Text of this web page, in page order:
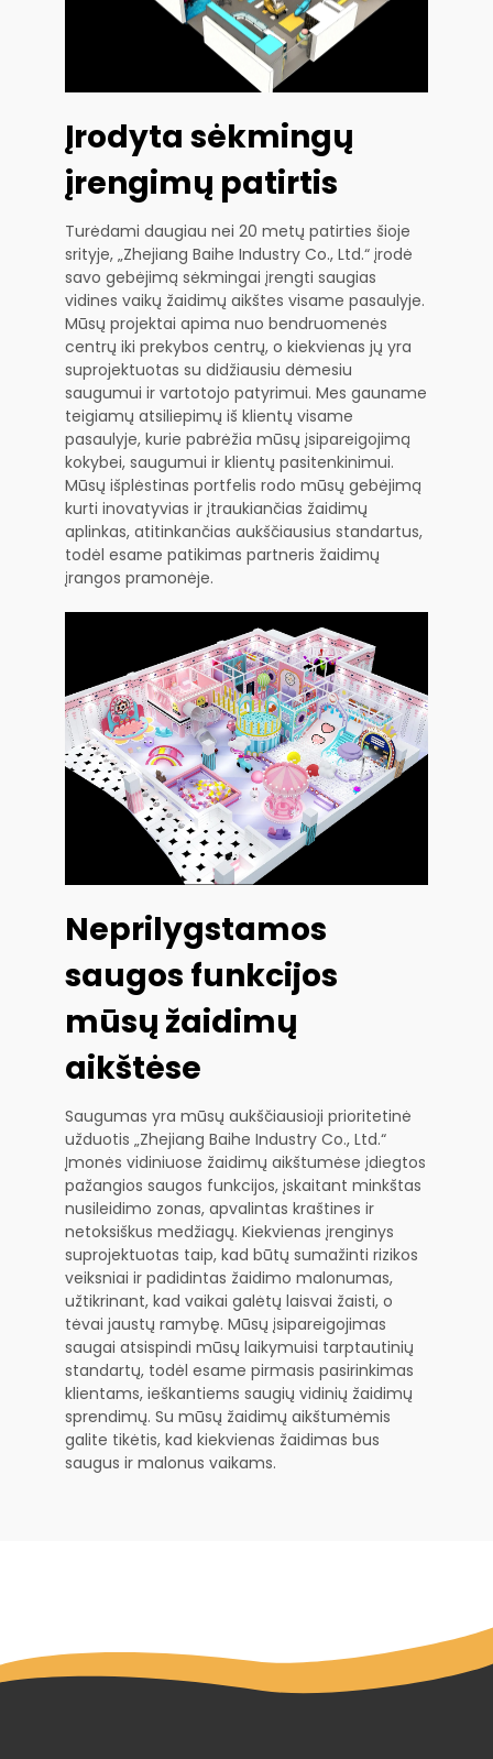
Įrodyta sėkmingų
įrengimų patirtis
Turėdami daugiau nei 20 metų patirties šioje
srityje, „Zhejiang Baihe Industry Co., Ltd.“ įrodė
savo gebėjimą sėkmingai įrengti saugias
vidines vaikų žaidimų aikštes visame pasaulyje.
Mūsų projektai apima nuo bendruomenės
centrų iki prekybos centrų, o kiekvienas jų yra
suprojektuotas su didžiausiu dėmesiu
saugumui ir vartotojo patyrimui. Mes gauname
teigiamų atsiliepimų iš klientų visame
pasaulyje, kurie pabrėžia mūsų įsipareigojimą
kokybei, saugumui ir klientų pasitenkinimui.
Mūsų išplėstinas portfelis rodo mūsų gebėjimą
kurti inovatyvias ir įtraukiančias žaidimų
aplinkas, atitinkančias aukščiausius standartus,
todėl esame patikimas partneris žaidimų
įrangos pramonėje.
Neprilygstamos
saugos funkcijos
mūsų žaidimų
aikštėse
Saugumas yra mūsų aukščiausioji prioritetinė
užduotis „Zhejiang Baihe Industry Co., Ltd.“
Įmonės vidiniuose žaidimų aikštumėse įdiegtos
pažangios saugos funkcijos, įskaitant minkštas
nusileidimo zonas, apvalintas kraštines ir
netoksiškus medžiagų. Kiekvienas įrenginys
suprojektuotas taip, kad būtų sumažinti rizikos
veiksniai ir padidintas žaidimo malonumas,
užtikrinant, kad vaikai galėtų laisvai žaisti, o
tėvai jaustų ramybę. Mūsų įsipareigojimas
saugai atsispindi mūsų laikymuisi tarptautinių
standartų, todėl esame pirmasis pasirinkimas
klientams, ieškantiems saugių vidinių žaidimų
sprendimų. Su mūsų žaidimų aikštumėmis
galite tikėtis, kad kiekvienas žaidimas bus
saugus ir malonus vaikams.